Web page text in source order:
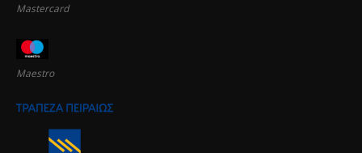
Mastercard
Maestro